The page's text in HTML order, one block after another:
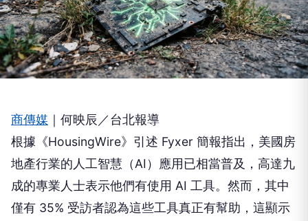
商傳媒 ｜何映辰／台北報導
根據《HousingWire》引述 Fyxer 簡報指出，美國房
地產行業的人工智慧（AI）應用已相當普及，高達九
成的專業人士表示他們有使用 AI 工具。然而，其中
僅有 35% 受訪者認為這些工具真正有幫助，這顯示